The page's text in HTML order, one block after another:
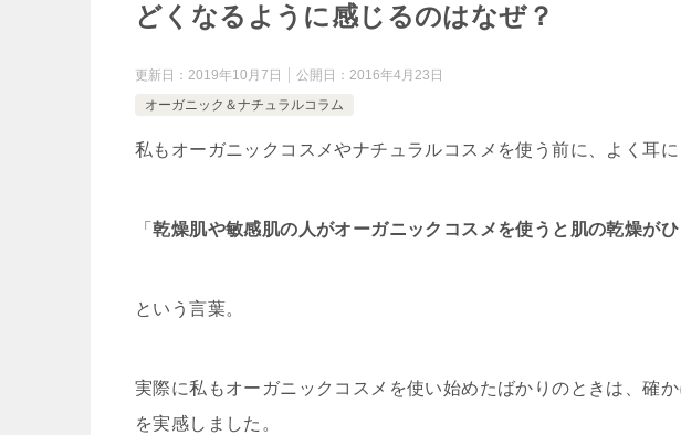
どくなるように感じるのはなぜ？
更新日： 2019年10月7日 公開日： 2016年4月23日
オーガニック＆ナチュラルコラム
私もオーガニックコスメやナチュラルコスメを使う前に、よく耳
「乾燥肌や敏感肌の人がオーガニックコスメを使うと肌の乾燥がひ
という言葉。
実際に私もオーガニックコスメを使い始めたばかりのときは、確
を実感しました。